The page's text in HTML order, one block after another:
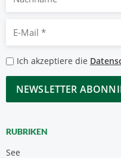
Mail
*
*
Ich akzeptiere die
CAPTCHA
RUBRIKEN
See